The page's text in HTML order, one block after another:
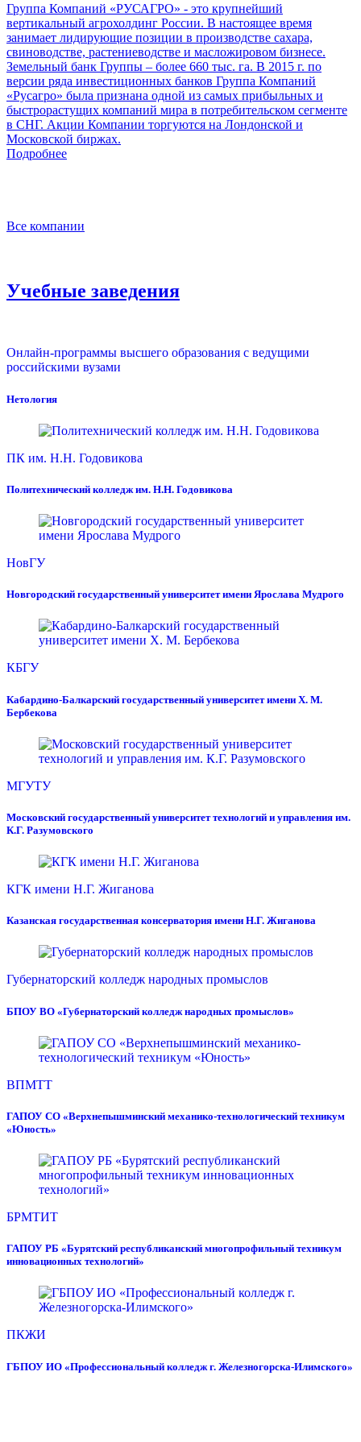
Группа Компаний «РУСАГРО» - это крупнейший
вертикальный агрохолдинг России. В настоящее время
занимает лидирующие позиции в производстве сахара,
свиноводстве, растениеводстве и масложировом бизнесе.
Земельный банк Группы – более 660 тыс. га. В 2015 г. по
версии ряда инвестиционных банков Группа Компаний
«Русагро» была признана одной из самых прибыльных и
быстрорастущих компаний мира в потребительском сегменте
в СНГ. Акции Компании торгуются на Лондонской и
Московской биржах.
Подробнее
Все компании
Учебные заведения
Онлайн-программы высшего образования с ведущими
российскими вузами
Нетология
ПК им. Н.Н. Годовикова
Политехнический колледж им. Н.Н. Годовикова
НовГУ
Новгородский государственный университет имени Ярослава Мудрого
КБГУ
Кабардино-Балкарский государственный университет имени Х. М.
Бербекова
МГУТУ
Московский государственный университет технологий и управления им.
К.Г. Разумовского
КГК имени Н.Г. Жиганова
Казанская государственная консерватория имени Н.Г. Жиганова
Губернаторский колледж народных промыслов
БПОУ ВО «Губернаторский колледж народных промыслов»
ВПМТТ
ГАПОУ СО «Верхнепышминский механико-технологический техникум
«Юность»
БРМТИТ
ГАПОУ РБ «Бурятский республиканский многопрофильный техникум
инновационных технологий»
ПКЖИ
ГБПОУ ИО «Профессиональный колледж г. Железногорска-Илимского»